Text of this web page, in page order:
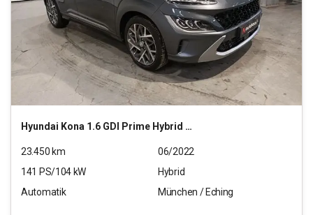
Hyundai Kona 1.6 GDI Prime Hybrid 2WD
23.450 km
06/2022
141 PS/104 kW
Hybrid
Automatik
München / Eching